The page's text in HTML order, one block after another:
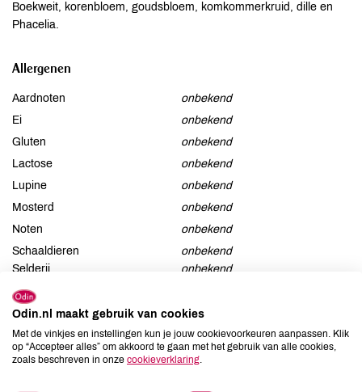
Boekweit, korenbloem, goudsbloem, komkommerkruid, dille en
Phacelia.
Allergenen
Aardnoten
onbekend
Ei
onbekend
Gluten
onbekend
Lactose
onbekend
Lupine
onbekend
Mosterd
onbekend
Noten
onbekend
Schaaldieren
onbekend
Selderij
onbekend
Sesam
Soja
onbekend
Vis
onbekend
Weekdieren
onbekend
Odin.nl maakt gebruik van cookies
Met de vinkjes en instellingen kun je jouw cookievoorkeuren aanpassen. Klik
op “Accepteer alles” om akkoord te gaan met het gebruik van alle cookies,
zoals beschreven in onze cookieverklaring